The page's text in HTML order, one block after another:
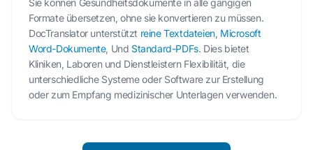
Sie können Gesundheitsdokumente in alle gängigen
Formate übersetzen, ohne sie konvertieren zu müssen.
DocTranslator unterstützt reine Textdateien, Microsoft
Word-Dokumente, Und Standard-PDFs. Dies bietet
Kliniken, Laboren und Dienstleistern Flexibilität, die
unterschiedliche Systeme oder Software zur Erstellung
oder zum Empfang medizinischer Unterlagen verwenden.